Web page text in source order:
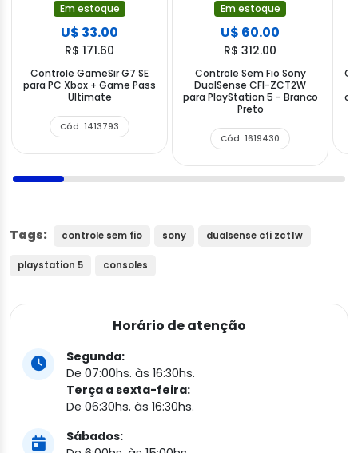
Em estoque
U$ 33.00
R$ 171.60
Controle GameSir G7 SE
para PC Xbox + Game Pass
Ultimate
Cód. 1413793
Em estoque
U$ 60.00
R$ 312.00
Controle Sem Fio Sony
DualSense CFI-ZCT2W
para PlayStation 5 - Branco
Preto
Cód. 1619430
Tags: controle sem fio sony dualsense cfi zct1w
playstation 5 consoles
Horário de atenção
Segunda:
De 07:00hs. às 16:30hs.
Terça a sexta-feira:
De 06:30hs. às 16:30hs.
Sábados: